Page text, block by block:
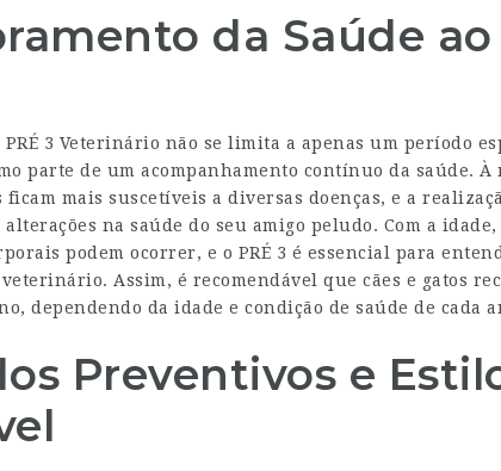
da Saúde
PRÉ 3 Veterinário não se limita a apenas um período
parte de um acompanhamento contínuo da saúde. À
ficam mais suscetíveis a diversas doenças, e a
na saúde do seu amigo peludo. Com a
podem ocorrer, e o PRÉ 3 é essencial para
Assim, é recomendável que cães e gatos
dependendo da idade e condição de saúde de cada
Preventivos e